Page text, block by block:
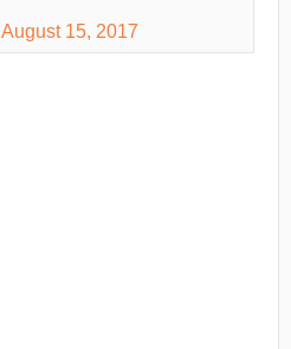
August 15, 2017